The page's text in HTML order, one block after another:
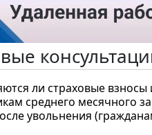
ли страховые
среднего месячного
увольнения